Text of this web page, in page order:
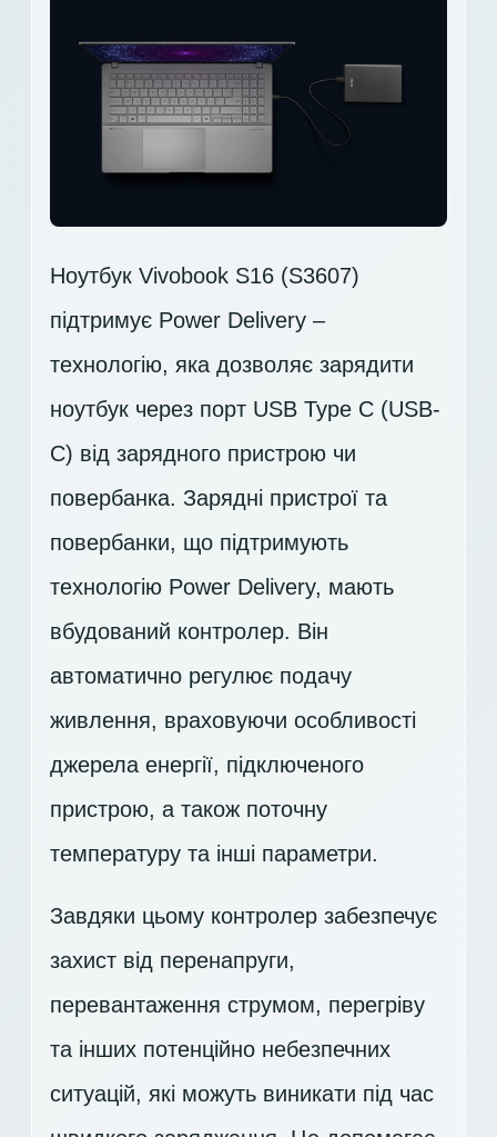
Ноутбук Vivobook S16 (S3607)
підтримує Power Delivery –
технологію, яка дозволяє зарядити
ноутбук через порт USB Type C (USB-
C) від зарядного пристрою чи
повербанка. Зарядні пристрої та
повербанки, що підтримують
технологію Power Delivery, мають
вбудований контролер. Він
автоматично регулює подачу
живлення, враховуючи особливості
джерела енергії, підключеного
пристрою, а також поточну
температуру та інші параметри.
Завдяки цьому контролер забезпечує
захист від перенапруги,
перевантаження струмом, перегріву
та інших потенційно небезпечних
ситуацій, які можуть виникати під час